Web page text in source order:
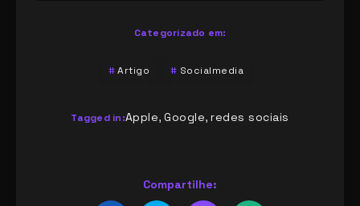
Categorizado em:
Artigo Socialmedia
Tagged in:Apple,Google,redes sociais
Compartilhe: